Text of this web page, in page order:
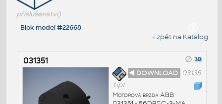
příslušenství)
Blok-model #22668
« zpět na Katalog
031351
◄ DOWNLOAD
03135
1.ipt
Motorová brzda ABB